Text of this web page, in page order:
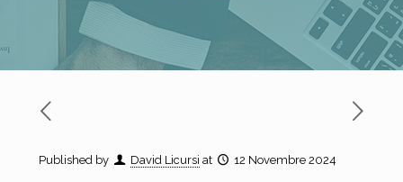
Published by David Licursi at 12 Novembre 2024